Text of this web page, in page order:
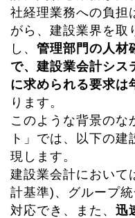
社経理業務への負担
がら、建設業界を取
し、 管理部門の人材
で、建設業会計シス
に求められる要求は
ります。
このような背景のな
ト」では、以下の
現します。
建設業会計において
計基準)、グループ
対応でき、また、 迅